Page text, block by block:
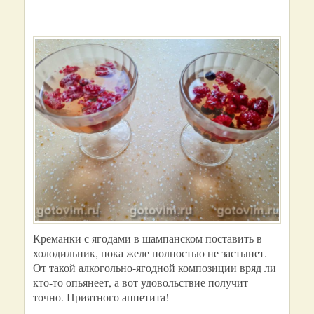
Креманки с ягодами в шампанском поставить в
холодильник, пока желе полностью не застынет.
От такой алкогольно-ягодной композиции вряд ли
кто-то опьянеет, а вот удовольствие получит
точно. Приятного аппетита!